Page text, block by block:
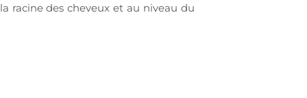
racine des cheveux et au niveau du